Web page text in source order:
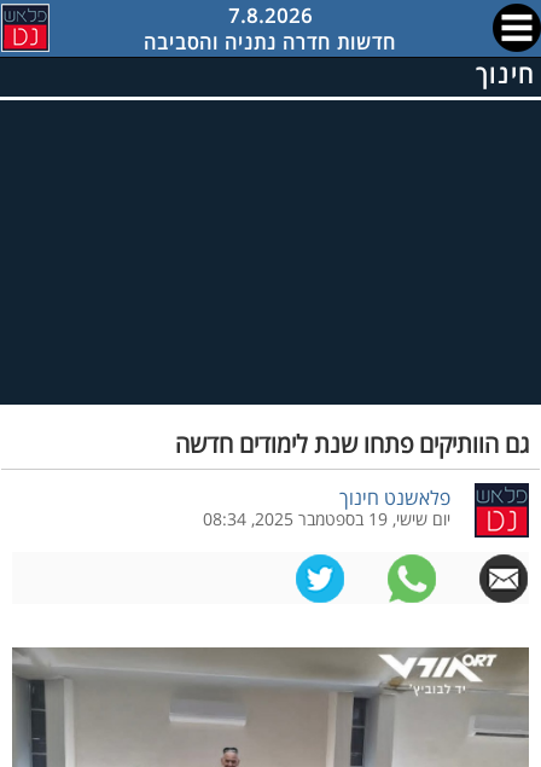
7.8.2026
חדשות חדרה נתניה והסביבה
חינוך
גם הוותיקים פתחו שנת לימודים חדשה
פלאשנט חינוך
יום שישי, 19 בספטמבר 2025, 08:34